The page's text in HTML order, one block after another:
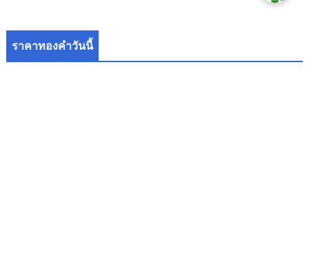
ราคาทองคำวันนี้